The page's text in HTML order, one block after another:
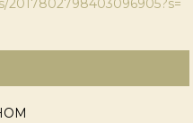
2017802798403096905?s=